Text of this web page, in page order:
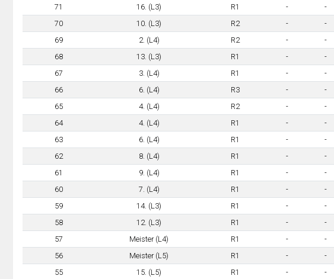
71
16. (L3) R1 - -
70
10. (L3) R2 - -
69
2. (L4) R2 - -
68
13. (L3) R1 - -
67
3. (L4) R1 - -
66
6. (L4) R3 - -
65
4. (L4) R2 - -
64
4. (L4) R1 - -
63
6. (L4) R1 - -
62
8. (L4) R1 - -
61
9. (L4) R1 - -
60
7. (L4) R1 - -
59
14. (L3) R1 - -
58
12. (L3) R1 - -
57
Meister (L4) R1 - -
56
Meister (L5) R1 - -
55
15. (L5) R1 - -